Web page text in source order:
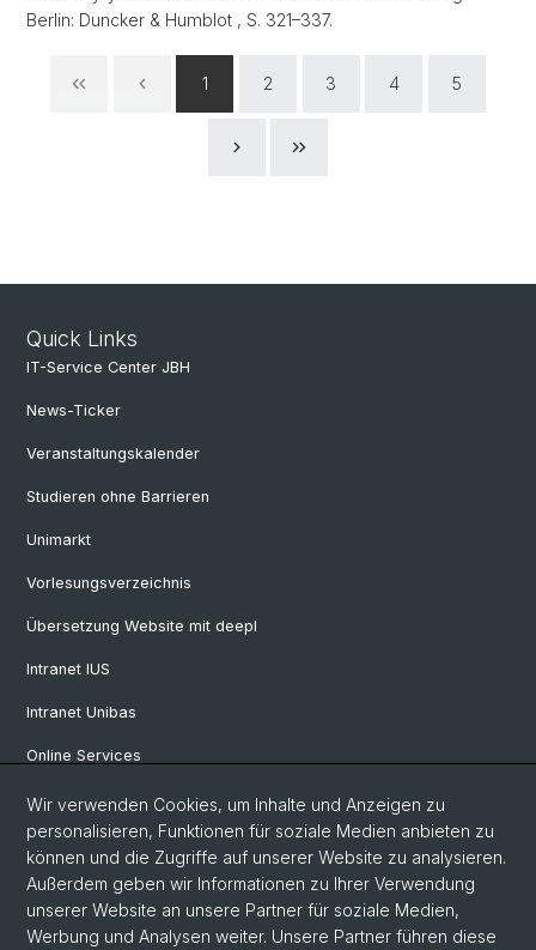
Berlin: Duncker & Humblot , S. 321–337.
1 2 3 4 5
Quick Links
IT-Service Center JBH
News-Ticker
Veranstaltungskalender
Studieren ohne Barrieren
Unimarkt
Vorlesungsverzeichnis
Übersetzung Website mit deepl
Intranet IUS
Intranet Unibas
Online Services
Social Media
Instagram
Wir verwenden Cookies, um Inhalte und Anzeigen zu
personalisieren, Funktionen für soziale Medien anbieten zu
können und die Zugriffe auf unserer Website zu analysieren.
Außerdem geben wir Informationen zu Ihrer Verwendung
unserer Website an unsere Partner für soziale Medien,
Werbung und Analysen weiter. Unsere Partner führen diese